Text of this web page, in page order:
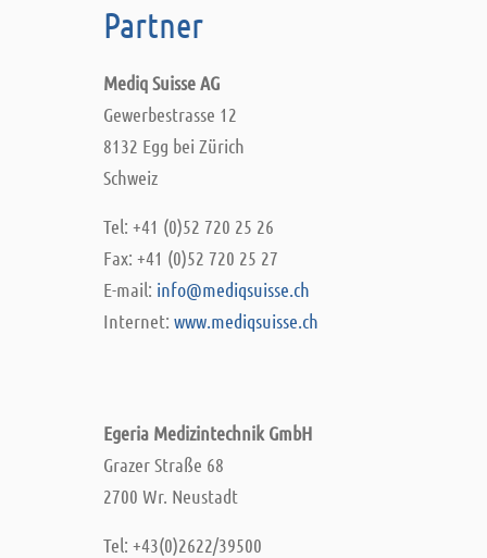
Partner
Mediq Suisse AG
Gewerbestrasse 12
8132 Egg bei Zürich
Schweiz
Tel: +41 (0)52 720 25 26
Fax: +41 (0)52 720 25 27
E-mail: info@mediqsuisse.ch
Internet:www.mediqsuisse.ch
Egeria Medizintechnik GmbH
Grazer Straße 68
2700 Wr. Neustadt
Tel: +43(0)2622/39500